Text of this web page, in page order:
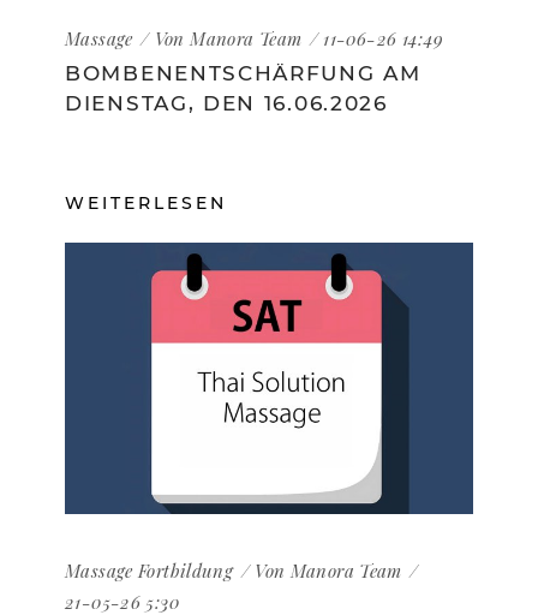
Massage Von Manora Team
11-06-26 14:49
BOMBENENTSCHÄRFUNG AM
DIENSTAG, DEN 16.06.2026
WEITERLESEN
Massage Fortbildung Von Manora Team
21-05-26 5:30